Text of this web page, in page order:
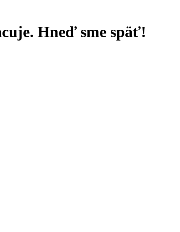
Hneď sme späť!